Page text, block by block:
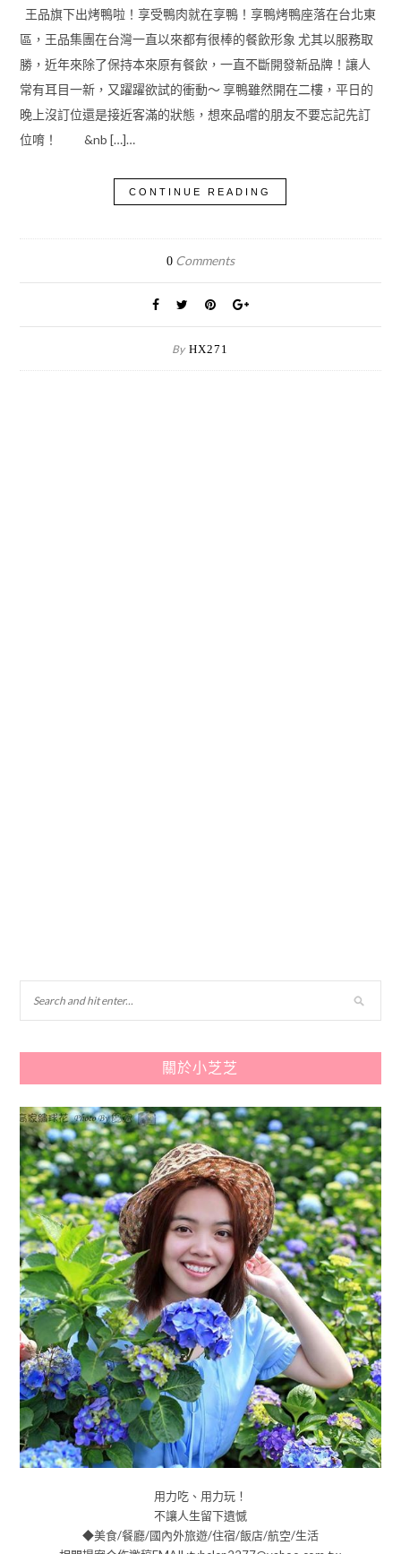
王品旗下出烤鴨啦！享受鴨肉就在享鴨！享鴨烤鴨座落在台北東
區，王品集團在台灣一直以來都有很棒的餐飲形象 尤其以服務取
勝，近年來除了保持本來原有餐飲，一直不斷開發新品牌！讓人
常有耳目一新，又躍躍欲試的衝動～ 享鴨雖然開在二樓，平日的
晚上沒訂位還是接近客滿的狀態，想來品嚐的朋友不要忘記先訂
位唷！ &nb […]…
CONTINUE READING
0Comments
By HX271
關於小芝芝
用力吃、用力玩！
不讓人生留下遺憾
◆美食/餐廳/國內外旅遊/住宿/飯店/航空/生活